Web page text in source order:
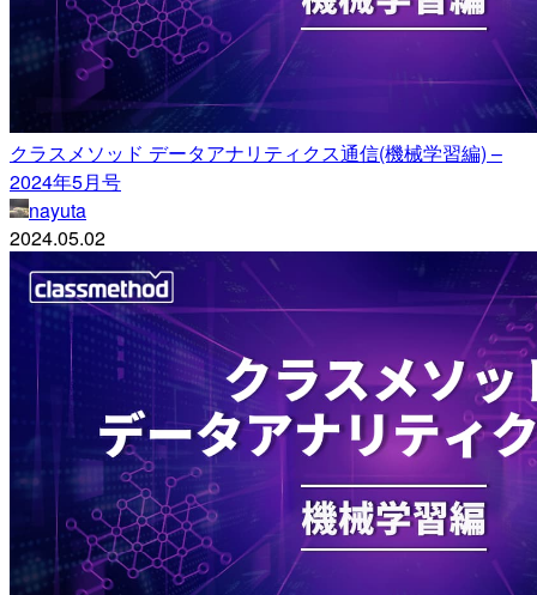
クラスメソッド データアナリティクス通信(機械学習編) –
2024年5月号
nayuta
2024.05.02